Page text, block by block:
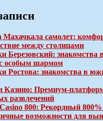
Махачкала самолет:
между столицами
Березовский: знакомства
с особым шармом
Ростова: знакомства в
Казино: Премиум-
развлечений
800: Рекордный 800%
возможности для